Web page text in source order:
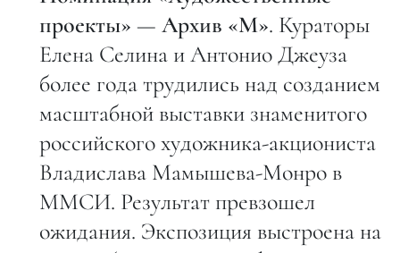
проекты» — Архив «М». Кураторы
Елена Селина и Антонио Джеуза
более года трудились над созданием
масштабной выставки знаменитого
российского художника-акциониста
Владислава Мамышева-Монро в
ММСИ. Результат превзошел
ожидания. Экспозиция выстроена на